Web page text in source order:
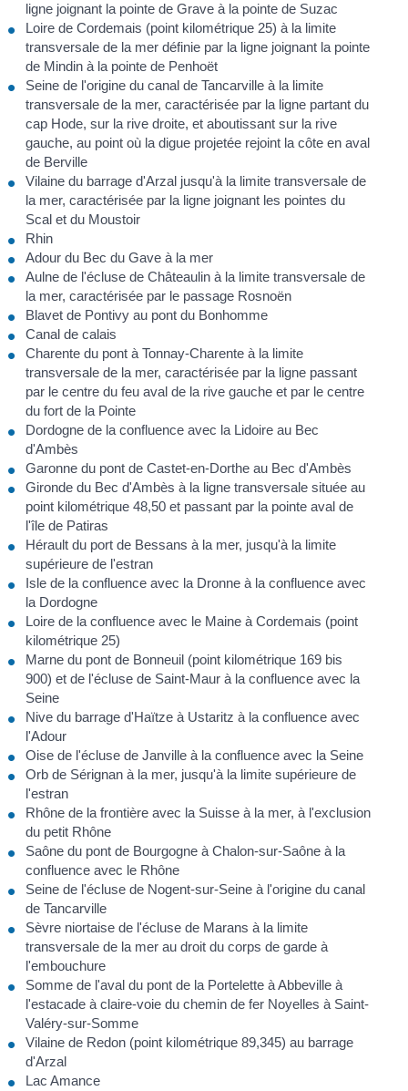
ligne joignant la pointe de Grave à la pointe de Suzac
Loire de Cordemais (point kilométrique 25) à la limite
transversale de la mer définie par la ligne joignant la pointe
de Mindin à la pointe de Penhoët
Seine de l'origine du canal de Tancarville à la limite
transversale de la mer, caractérisée par la ligne partant du
cap Hode, sur la rive droite, et aboutissant sur la rive
gauche, au point où la digue projetée rejoint la côte en aval
de Berville
Vilaine du barrage d'Arzal jusqu'à la limite transversale de
la mer, caractérisée par la ligne joignant les pointes du
Scal et du Moustoir
Rhin
Adour du Bec du Gave à la mer
Aulne de l'écluse de Châteaulin à la limite transversale de
la mer, caractérisée par le passage Rosnoën
Blavet de Pontivy au pont du Bonhomme
Canal de calais
Charente du pont à Tonnay-Charente à la limite
transversale de la mer, caractérisée par la ligne passant
par le centre du feu aval de la rive gauche et par le centre
du fort de la Pointe
Dordogne de la confluence avec la Lidoire au Bec
d'Ambès
Garonne du pont de Castet-en-Dorthe au Bec d'Ambès
Gironde du Bec d'Ambès à la ligne transversale située au
point kilométrique 48,50 et passant par la pointe aval de
l'île de Patiras
Hérault du port de Bessans à la mer, jusqu'à la limite
supérieure de l'estran
Isle de la confluence avec la Dronne à la confluence avec
la Dordogne
Loire de la confluence avec le Maine à Cordemais (point
kilométrique 25)
Marne du pont de Bonneuil (point kilométrique 169 bis
900) et de l'écluse de Saint-Maur à la confluence avec la
Seine
Nive du barrage d'Haïtze à Ustaritz à la confluence avec
l'Adour
Oise de l'écluse de Janville à la confluence avec la Seine
Orb de Sérignan à la mer, jusqu'à la limite supérieure de
l'estran
Rhône de la frontière avec la Suisse à la mer, à l'exclusion
du petit Rhône
Saône du pont de Bourgogne à Chalon-sur-Saône à la
confluence avec le Rhône
Seine de l'écluse de Nogent-sur-Seine à l'origine du canal
de Tancarville
Sèvre niortaise de l'écluse de Marans à la limite
transversale de la mer au droit du corps de garde à
l'embouchure
Somme de l'aval du pont de la Portelette à Abbeville à
l'estacade à claire-voie du chemin de fer Noyelles à Saint-
Valéry-sur-Somme
Vilaine de Redon (point kilométrique 89,345) au barrage
d'Arzal
Lac Amance